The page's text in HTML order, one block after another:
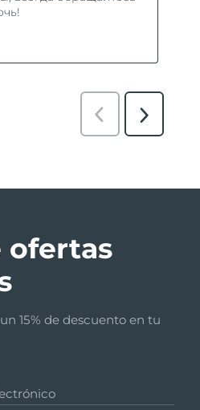
ofertas
15% de descuento en tu